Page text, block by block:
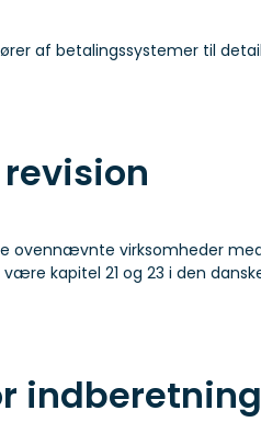
af betalingssystemer til
ovennævnte virksomheder
være kapitel 21 og 23 i den